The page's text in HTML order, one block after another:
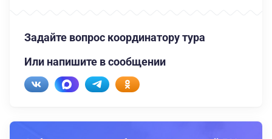
Задайте вопрос координатору тура
Или напишите в сообщении